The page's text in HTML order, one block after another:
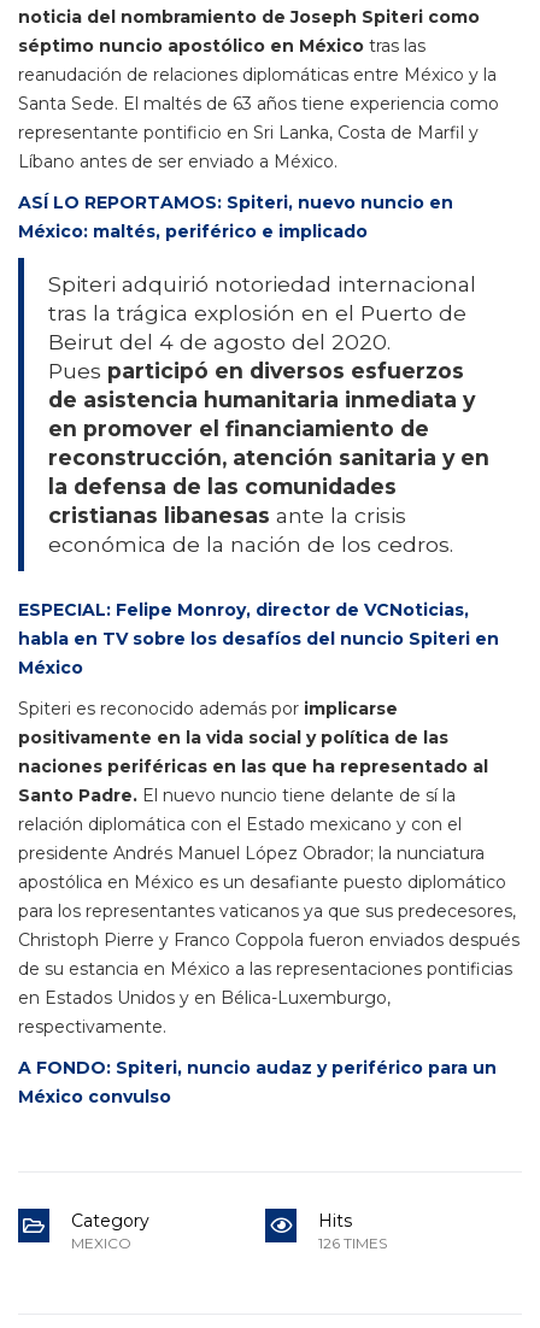
noticia del nombramiento de Joseph Spiteri como
séptimo nuncio apostólico en México tras las
reanudación de relaciones diplomáticas entre México y la
Santa Sede. El maltés de 63 años tiene experiencia como
representante pontificio en Sri Lanka, Costa de Marfil y
Líbano antes de ser enviado a México.
ASÍ LO REPORTAMOS: Spiteri, nuevo nuncio en
México: maltés, periférico e implicado
Spiteri adquirió notoriedad internacional
tras la trágica explosión en el Puerto de
Beirut del 4 de agosto del 2020.
Pues participó en diversos esfuerzos
de asistencia humanitaria inmediata y
en promover el financiamiento de
reconstrucción, atención sanitaria y en
la defensa de las comunidades
cristianas libanesas ante la crisis
económica de la nación de los cedros.
ESPECIAL: Felipe Monroy, director de VCNoticias,
habla en TV sobre los desafíos del nuncio Spiteri en
México
Spiteri es reconocido además por implicarse
positivamente en la vida social y política de las
naciones periféricas en las que ha representado al
Santo Padre. El nuevo nuncio tiene delante de sí la
relación diplomática con el Estado mexicano y con el
presidente Andrés Manuel López Obrador; la nunciatura
apostólica en México es un desafiante puesto diplomático
para los representantes vaticanos ya que sus predecesores,
Christoph Pierre y Franco Coppola fueron enviados después
de su estancia en México a las representaciones pontificias
en Estados Unidos y en Bélica-Luxemburgo,
respectivamente.
A FONDO: Spiteri, nuncio audaz y periférico para un
México convulso
Category
MEXICO
Hits
126 TIMES